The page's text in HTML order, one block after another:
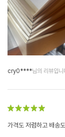
cry0****님의 리뷰입니
가격도 저렴하고 배송